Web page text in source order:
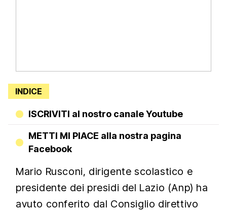
INDICE
ISCRIVITI al nostro canale Youtube
METTI MI PIACE alla nostra pagina
Facebook
Mario Rusconi, dirigente scolastico e
presidente dei presidi del Lazio (Anp) ha
avuto conferito dal Consiglio direttivo